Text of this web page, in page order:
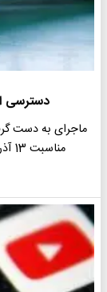
دسترسی
ماجرای به دست
مناسبت 13 آذر،سالروز دسترسی به مهمترین پهپاد جاسوسی…